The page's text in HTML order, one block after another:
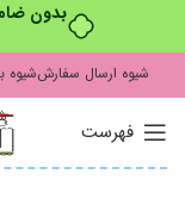
بدون
شیوه ارسال سفارششیوه
فهرست